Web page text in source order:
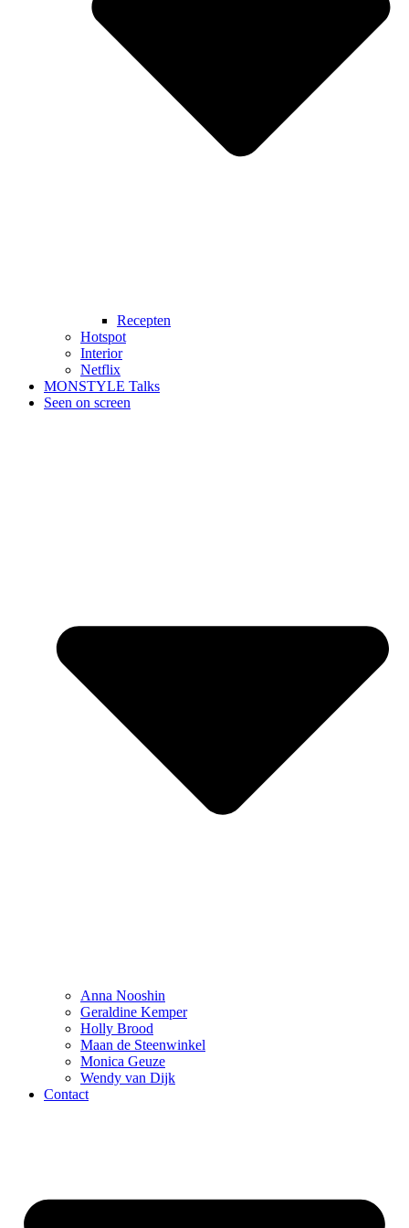
Recepten
Hotspot
Interior
Netflix
MONSTYLE Talks
Seen on screen
Anna Nooshin
Geraldine Kemper
Holly Brood
Maan de Steenwinkel
Monica Geuze
Wendy van Dijk
Contact